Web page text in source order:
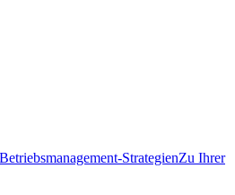
StrategienZu Ihrer